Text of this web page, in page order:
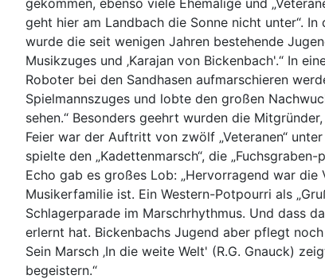
geht hier am Landbach die Sonne nicht unter“.
wurde die seit wenigen Jahren bestehende
Musikzuges und ‚Karajan von Bickenbach'.“ In
Roboter bei den Sandhasen aufmarschieren
Spielmannszuges und lobte den großen
sehen.“ Besonders geehrt wurden die
Feier war der Auftritt von zwölf „Veteranen“
spielte den „Kadettenmarsch“, die
Echo gab es großes Lob: „Hervorragend war
Musikerfamilie ist. Ein Western-Potpourri als
Schlagerparade im Marschrhythmus. Und dass
erlernt hat. Bickenbachs Jugend aber pflegt
Sein Marsch ‚In die weite Welt' (R.G. Gnauck)
begeistern.“